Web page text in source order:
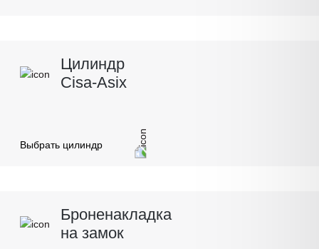
Цилиндр
Cisa-Asix
Выбрать цилиндр
Броненакладка
на замок